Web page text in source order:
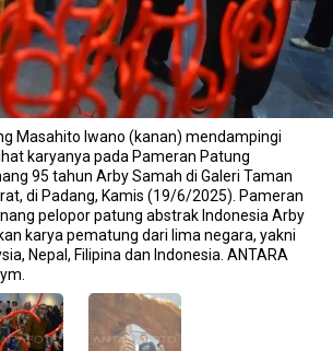
Masahito Iwano (kanan) mendampingi
karyanya pada Pameran Patung
95 tahun Arby Samah di Galeri Taman
di Padang, Kamis (19/6/2025). Pameran
pelopor patung abstrak Indonesia Arby
karya pematung dari lima negara, yakni
Nepal, Filipina dan Indonesia. ANTARA